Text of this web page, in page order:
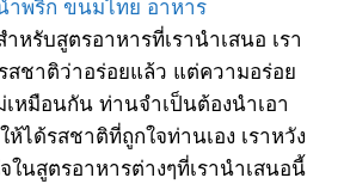
ำหรับสูตรอาหารที่เรานำเสนอ เรา
ชาติว่าอร่อยแล้ว แต่ความอร่อย
หมือนกัน ท่านจำเป็นต้องนำเอา
ได้รสชาติที่ถูกใจท่านเอง เราหวัง
ในสูตรอาหารต่างๆที่เรานำเสนอนี้